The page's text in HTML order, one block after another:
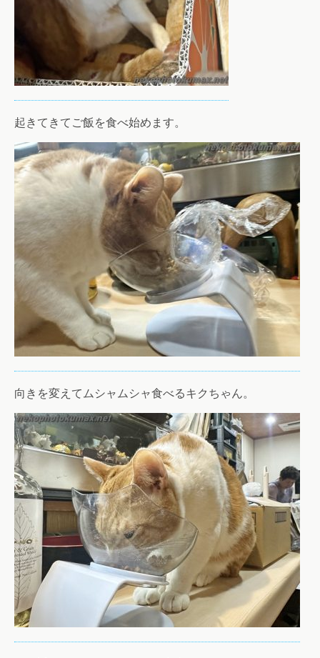
起きてきてご飯を食べ始めます。
向きを変えてムシャムシャ食べるキクちゃん。